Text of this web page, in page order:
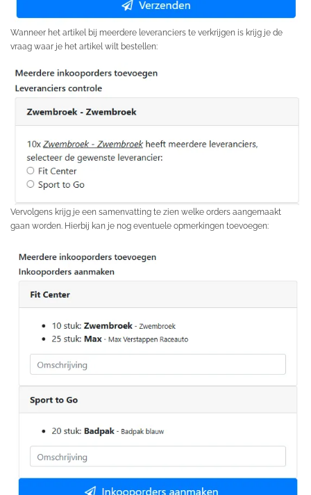
Wanneer het artikel bij meerdere leveranciers te verkrijgen is krijg je de
vraag waar je het artikel wilt bestellen:
Vervolgens krijg je een samenvatting te zien welke orders aangemaakt
gaan worden. Hierbij kan je nog eventuele opmerkingen toevoegen: